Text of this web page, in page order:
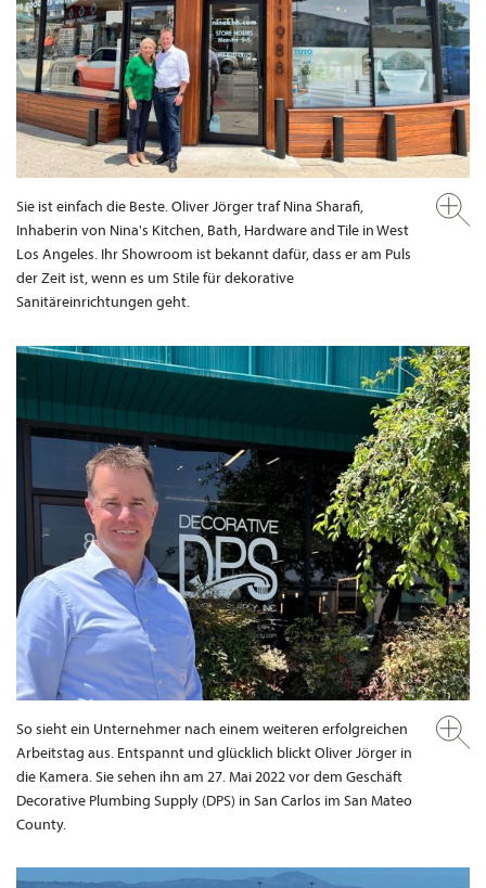
Sie ist einfach die Beste. Oliver Jörger traf Nina Sharafi,
Inhaberin von Nina's Kitchen, Bath, Hardware and Tile in West
Los Angeles. Ihr Showroom ist bekannt dafür, dass er am Puls
der Zeit ist, wenn es um Stile für dekorative
Sanitäreinrichtungen geht.
So sieht ein Unternehmer nach einem weiteren erfolgreichen
Arbeitstag aus. Entspannt und glücklich blickt Oliver Jörger in
die Kamera. Sie sehen ihn am 27. Mai 2022 vor dem Geschäft
Decorative Plumbing Supply (DPS) in San Carlos im San Mateo
County.